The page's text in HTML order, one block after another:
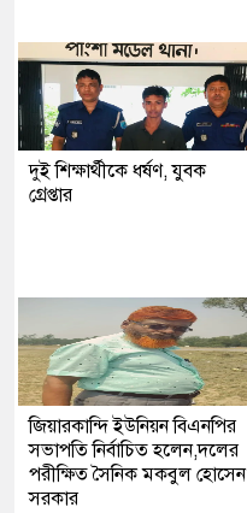
দুই শিক্ষার্থীকে ধর্ষণ, যুবক
গ্রেপ্তার
জিয়ারকান্দি ইউনিয়ন বিএনপির
সভাপতি নির্বাচিত হলেন,দলের
পরীক্ষিত সৈনিক মকবুল হোসেন
সরকার